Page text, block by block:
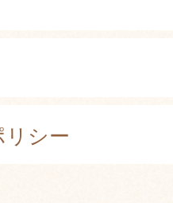
シー